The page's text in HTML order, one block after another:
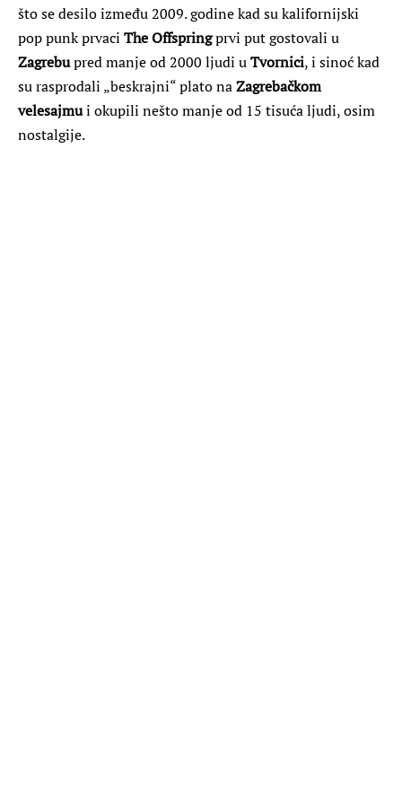
što se desilo između 2009. godine kad su kalifornijski
pop punk prvaci The Offspringprvi put gostovali u
Zagrebupred manje od 2000 ljudi uTvornici, i sinoć kad
su rasprodali „beskrajni“ plato naZagrebačkom
velesajmui okupili nešto manje od 15 tisuća ljudi, osim
nostalgije.